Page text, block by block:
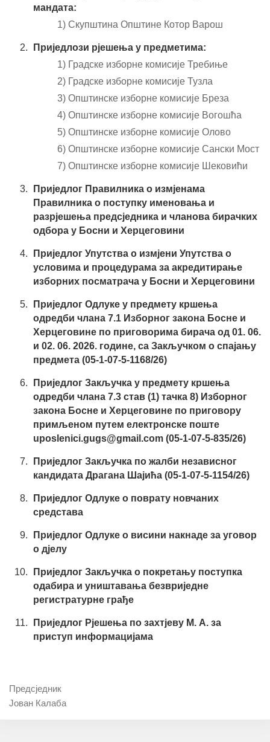
мандата:
1) Скупштина Општине Котор Варош
Приједлози рјешења у предметима:
1) Градске изборне комисије Требиње
2) Градске изборне комисије Тузла
3) Општинске изборне комисије Бреза
4) Општинске изборне комисије Вогошћа
5) Општинске изборне комисије Олово
6) Општинске изборне комисије Сански Мост
7) Општинске изборне комисије Шековићи
Приједлог Правилника о измјенама
Правилника о поступку именовања и
разрјешења предсједника и чланова бирачких
одбора у Босни и Херцеговини
Приједлог Упутства о измјени Упутства о
условима и процедурама за акредитирање
изборних посматрача у Босни и Херцеговини
Приједлог Одлуке у предмету кршења
одредби члана 7.1 Изборног закона Босне и
Херцеговине по приговорима бирача од 01. 06.
и 02. 06. 2026. године, са Закључком о спајању
предмета (05-1-07-5-1168/26)
Приједлог Закључка у предмету кршења
одредби члана 7.3 став (1) тачка 8) Изборног
закона Босне и Херцеговине по приговору
примљеном путем електронске поште
uposlenici.gugs@gmail.com (05-1-07-5-835/26)
Приједлог Закључка по жалби независног
кандидата Драгана Шајића (05-1-07-5-1154/26)
Приједлог Одлуке о поврату новчаних
средстава
Приједлог Одлуке о висини накнаде за уговор
о дјелу
Приједлог Закључка о покретању поступка
одабира и уништавања безвриједне
регистратурне грађе
Приједлог Рјешења по захтјеву М. А. за
приступ информацијама
Предсједник
Јован Калаба